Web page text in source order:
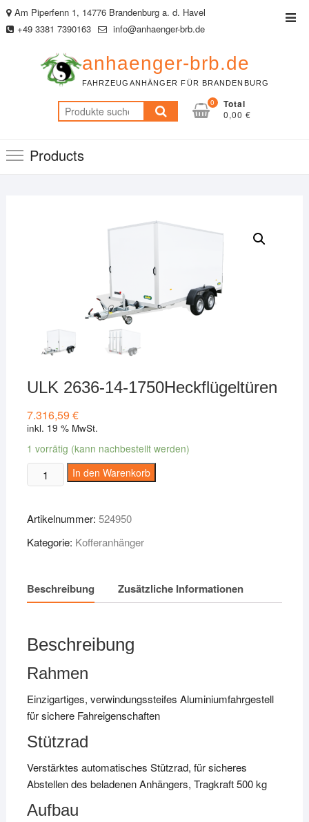
Skip
to
Am Piperfenn 1, 14776 Brandenburg a. d. Havel
+49 3381 7390163
info@anhaenger-brb.de
anhaenger-brb.de
FAHRZEUGANHÄNGER FÜR BRANDENBURG
Suche
nach:
0 Total
0,00 €
Products
ULK 2636-14-1750Heckflügeltüren
7.316,59 €
inkl. 19 % MwSt.
1 vorrätig (kann nachbestellt werden)
ULK
2636-
1750Heckflügeltüren
Menge
In den Warenkorb
Artikelnummer: 524950
Kategorie: Kofferanhänger
Beschreibung Zusätzliche Informationen
Beschreibung
Rahmen
Einzigartiges, verwindungssteifes Aluminiumfahrgestell
für sichere Fahreigenschaften
Stützrad
Verstärktes automatisches Stützrad, für sicheres
Abstellen des beladenen Anhängers, Tragkraft 500 kg
Aufbau